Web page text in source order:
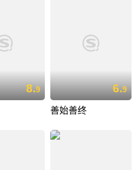
8.9 6.9
善始善终